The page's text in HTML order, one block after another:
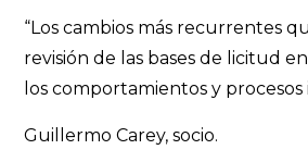
“Los cambios más recurrentes
revisión de las bases de licitud
los comportamientos y
Guillermo Carey, socio.